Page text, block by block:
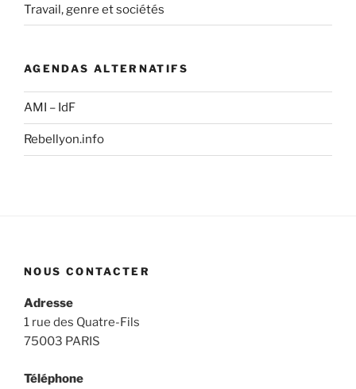
Travail, genre et sociétés
AGENDAS ALTERNATIFS
AMI – IdF
Rebellyon.info
NOUS CONTACTER
Adresse
1 rue des Quatre-Fils
75003 PARIS
Téléphone